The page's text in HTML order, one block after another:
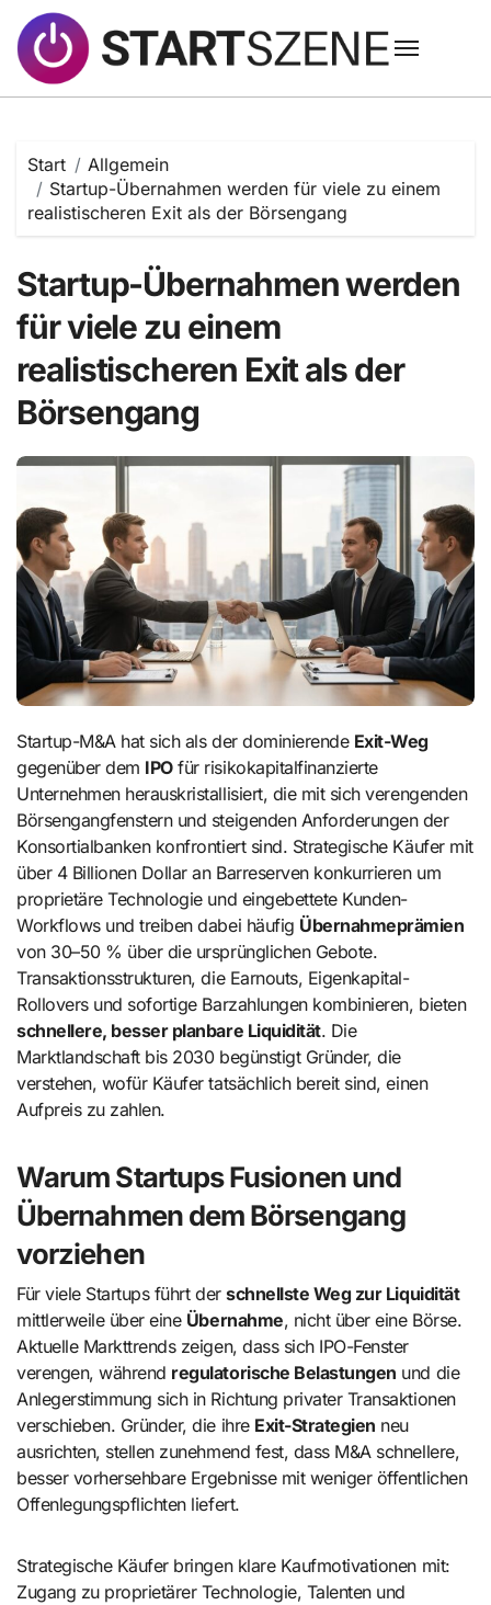
Inhalt
springen
Start
Allgemein
Startup-Übernahmen werden für viele zu einem
realistischeren Exit als der Börsengang
Startup-Übernahmen werden
für viele zu einem
realistischeren Exit als der
Börsengang
Startup-M&A hat sich als der dominierende Exit-Weg
gegenüber dem IPOfür risikokapitalfinanzierte
Unternehmen herauskristallisiert, die mit sich verengenden
Börsengangfenstern und steigenden Anforderungen der
Konsortialbanken konfrontiert sind. Strategische Käufer mit
über 4 Billionen Dollar an Barreserven konkurrieren um
proprietäre Technologie und eingebettete Kunden-
Workflows und treiben dabei häufig Übernahmeprämien
von 30–50 % über die ursprünglichen Gebote.
Transaktionsstrukturen, die Earnouts, Eigenkapital-
Rollovers und sofortige Barzahlungen kombinieren, bieten
schnellere, besser planbare Liquidität. Die
Marktlandschaft bis 2030 begünstigt Gründer, die
verstehen, wofür Käufer tatsächlich bereit sind, einen
Aufpreis zu zahlen.
Warum Startups Fusionen und
Übernahmen dem Börsengang
vorziehen
Für viele Startups führt derschnellste Weg zur Liquidität
mittlerweile über eine Übernahme, nicht über eine Börse.
Aktuelle Markttrends zeigen, dass sich IPO-Fenster
verengen, während regulatorische Belastungen und die
Anlegerstimmung sich in Richtung privater Transaktionen
verschieben. Gründer, die ihre Exit-Strategien neu
ausrichten, stellen zunehmend fest, dass M&A schnellere,
besser vorhersehbare Ergebnisse mit weniger öffentlichen
Offenlegungspflichten liefert.
Strategische Käufer bringen klare Kaufmotivationen mit:
Zugang zu proprietärer Technologie, Talenten und